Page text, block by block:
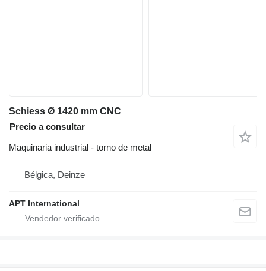
Schiess Ø 1420 mm CNC
Precio a consultar
Maquinaria industrial - torno de metal
Bélgica, Deinze
APT International